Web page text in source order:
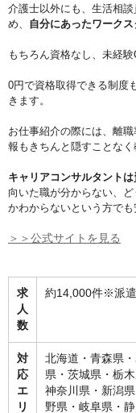
介護士以外にも、生活相
め、 自分にあったワーク
もちろん資格なし、未経
0円で資格取得できる制度
きます。
お仕事紹介の際には、離
報もきちんと隠すことなく
キャリアコンサルタント
向いた職が分からない、
かわからないという方でも
＞＞公式サイトを見る
求
人
数
約14,000件※派
対
応
エ
リ
北海道・青森県
県・茨城県・栃
神奈川県・新潟
野県・岐阜県・